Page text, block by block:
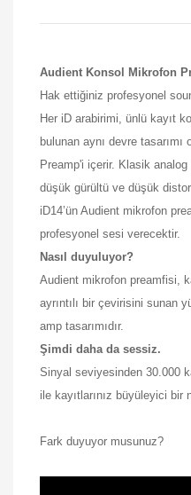
Audient Konsol Mikrofon
Hak ettiğiniz profesyonel
Her iD arabirimi, ünlü kayıt
bulunan aynı devre
Preamp'i içerir. Klasik
düşük gürültü ve düşük
iD14’ün Audient mikrofon
profesyonel sesi verecektir.
Nasıl duyuluyor?
Audient mikrofon preamfisi,
ayrıntılı bir çevirisini sunan
amp tasarımıdır.
Şimdi daha da sessiz.
Sinyal seviyesinden 30.000
ile kayıtlarınız büyüleyici bir
Fark duyuyor musunuz?